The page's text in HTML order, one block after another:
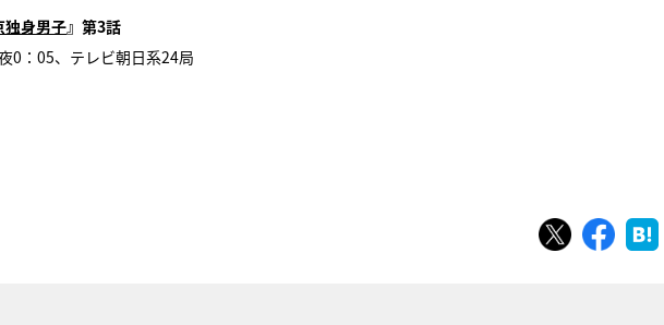
独身男子』第3話
0：05、テレビ朝日系24局
ツイートシェア